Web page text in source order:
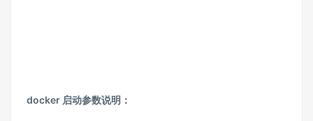
docker 启动参数说明：